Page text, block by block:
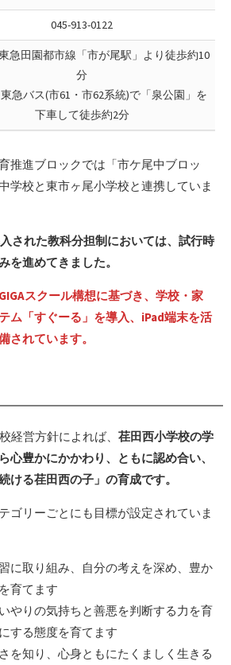
045-913-0122
東急田園都市線「市が尾駅」より徒歩約10
分
東急バス(市61・市62系統)で「泉公園」を
下車して徒歩約2分
推進ブロックでは「市ケ尾中ブロッ
学校と東市ヶ尾小学校と連携していま
された教科分担制においては、試行時
を進めてきました。
スクール構想に基づき、学校・家
ム「すぐーる」を導入、iPad端末を活
されています。
経営方針によれば、 荏田西小学校の学
心豊かにかかわり、ともに認め合い、
ける荏田西の子」の育成です。
ゴリーごとにも目標が設定されていま
に取り組み、自分の考えを深め、豊か
育てます
やりの気持ちと善悪を判断する力を育
する態度を育てます
を知り、心身ともにたくましく生きる